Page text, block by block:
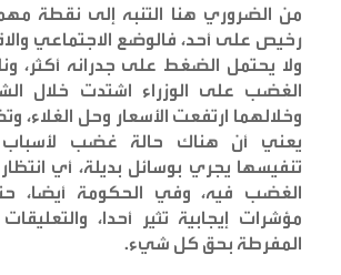
من الضروري هنا التنبه إلى نقطة
رخيص على أحد، فالوضع الاجتماعي
ولا يحتمل الضغط على جدرانه أكثر،
الغضب على الوزراء اشتدت خلال
وخلالهما ارتفعت الأسعار وحل الغلاء،
يعني أن هناك حالة غضب لأسباب
تنفيسها يجري بوسائل بديلة، أي انتظار
الغضب فيه، وفي الحكومة أيضا،
مؤشرات إيجابية تثير أحدا،
المفرطة بحق كل شيء.